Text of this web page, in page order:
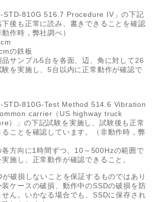
STD-810G 516.7 Procedure IV」の下記
後も正常に読み、書きできることを確認
作時，弊社調べ）
の鉄板
品サンプル5台を各面、辺、角に対して26
を実施し、5台以内に正常動作が確認で
STD-810G-Test Method 514.6 Vibration
carrier（US highway truck
）」の下記試験を実施し、試験後も正常
ことを確認しています。（非動作時，弊
方向に1時間ずつ、10～500Hzの範囲で
施し、正常動作が確認できること。
破損しないことを保証するものではあり
装ケースの破損、動作中のSSDの破損を防
せん。いかなる場合でも、SSDに保存され